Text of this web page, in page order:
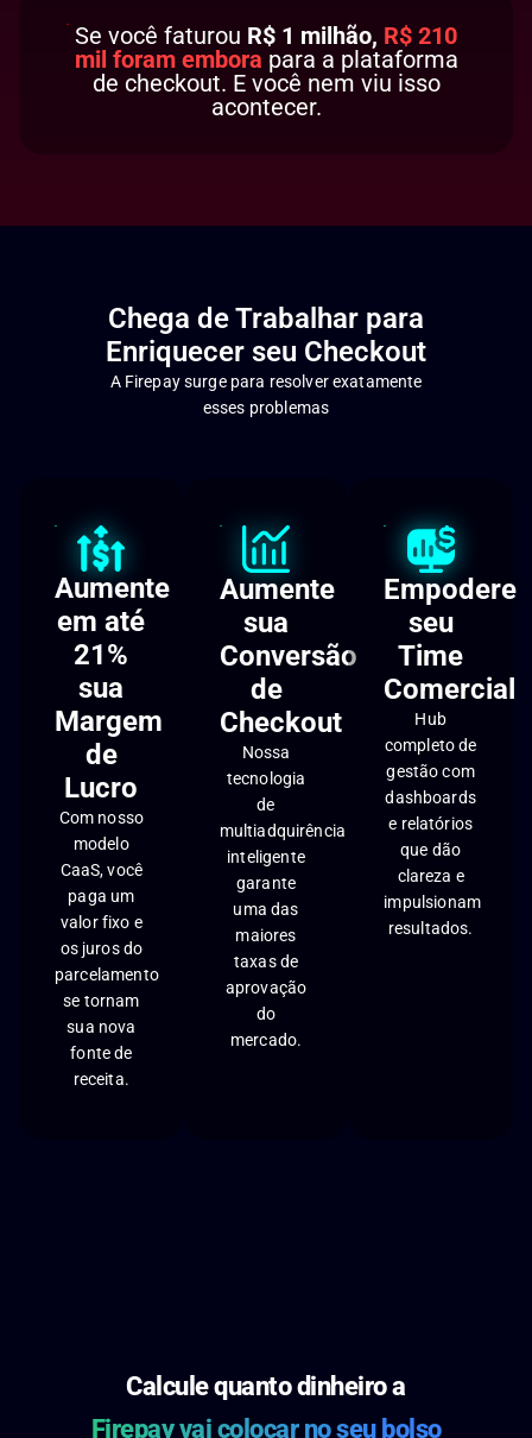
Se você faturou R$ 1 milhão, R$ 210
mil foram embora para a plataforma
de checkout. E você nem viu isso
acontecer.
Chega de Trabalhar para
Enriquecer seu Checkout
A Firepay surge para resolver exatamente
esses problemas
Aumente
em até
21%
sua
Margem
de
Lucro
Com nosso
modelo
CaaS, você
paga um
valor fixo e
os juros do
parcelamento
se tornam
sua nova
fonte de
receita.
Aumente
sua
Conversão
de
Checkout
Nossa
tecnologia
de
multiadquirência
inteligente
garante
uma das
maiores
taxas de
aprovação
do
mercado.
Empodere
seu
Time
Comercial
Hub
completo de
gestão com
dashboards
e relatórios
que dão
clareza e
impulsionam
resultados.
Calcule quanto dinheiro a
Firepay vai colocar no seu bolso